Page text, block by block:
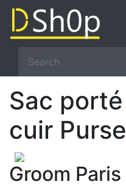
Sac
cuir Purse
Groom Paris